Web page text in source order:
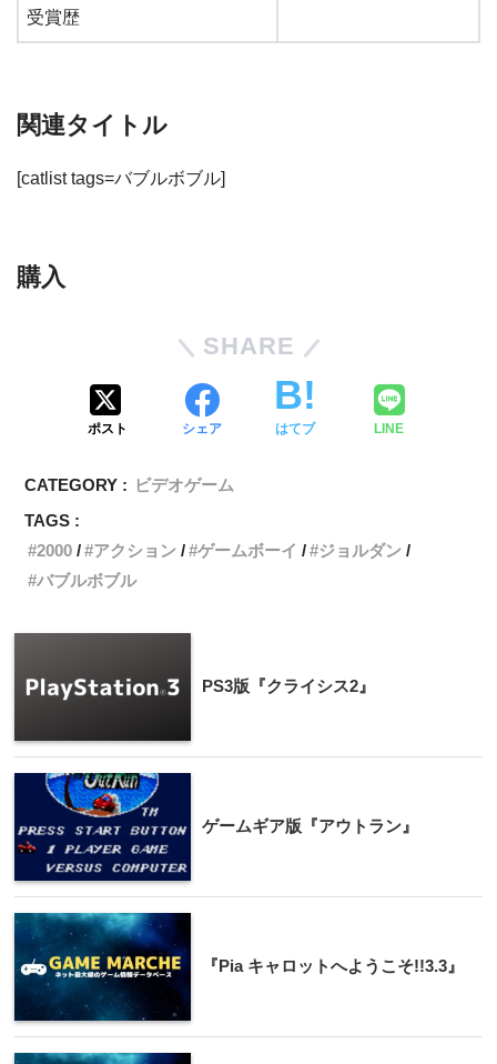
受賞歴
関連タイトル
[catlist tags=バブルボブル]
購入
SHARE
ポスト シェア はてブ LINE
CATEGORY : ビデオゲーム
TAGS :
2000
アクション ゲームボーイ
ジョルダン
バブルボブル
PS3版『クライシス2』
ゲームギア版『アウトラン』
『Pia キャロットへようこそ!!3.3』